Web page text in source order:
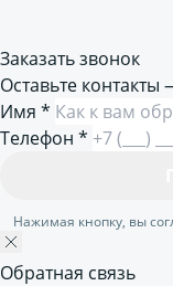
Заказать звонок
Оставьте
Имя *
Телефон *
Нажимая кнопку, вы
Обратная связь